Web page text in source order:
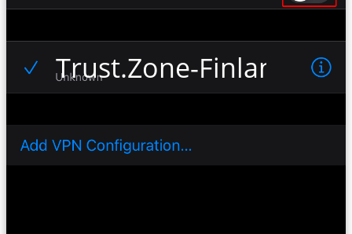
Trust.Zone-Finland